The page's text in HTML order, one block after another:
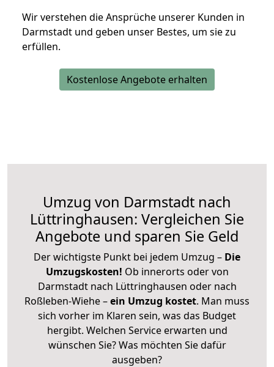
Wir verstehen die Ansprüche unserer Kunden in
Darmstadt und geben unser Bestes, um sie zu
erfüllen.
Kostenlose Angebote erhalten
Umzug von Darmstadt nach
Lüttringhausen: Vergleichen Sie
Angebote und sparen Sie Geld
Der wichtigste Punkt bei jedem Umzug – Die
Umzugskosten! Ob innerorts oder von
Darmstadt nach Lüttringhausen oder nach
Roßleben-Wiehe –ein Umzug kostet. Man muss
sich vorher im Klaren sein, was das Budget
hergibt. Welchen Service erwarten und
wünschen Sie? Was möchten Sie dafür
ausgeben?